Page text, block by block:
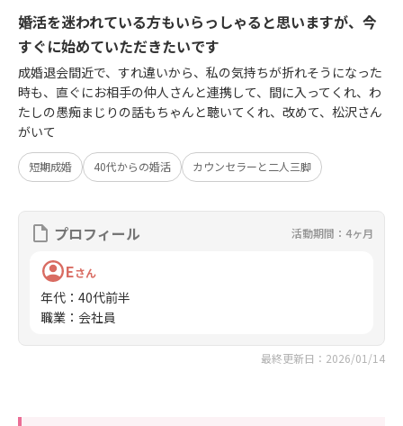
婚活を迷われている方もいらっしゃると思いますが、今
すぐに始めていただきたいです
成婚退会間近で、すれ違いから、私の気持ちが折れそうになった
時も、直ぐにお相手の仲人さんと連携して、間に入ってくれ、わ
たしの愚痴まじりの話もちゃんと聴いてくれ、改めて、松沢さん
がいて
短期成婚 40代からの婚活 カウンセラーと二人三脚
プロフィール 活動期間：4ヶ月
Eさん
年代 ： 40代前半
職業 ： 会社員
最終更新日：2026/01/14